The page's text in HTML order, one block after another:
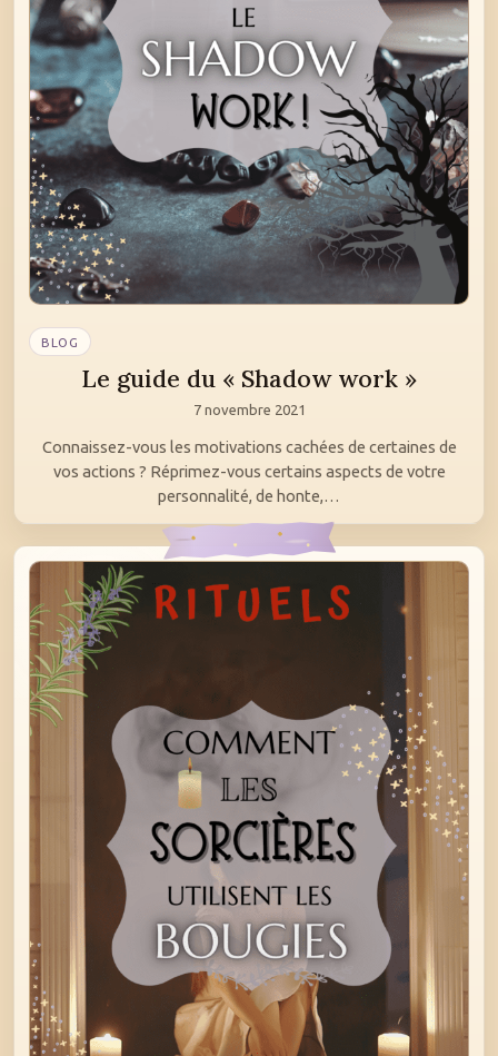
BLOG
Le guide du « Shadow work »
7 novembre 2021
Connaissez-vous les motivations cachées de certaines de
vos actions ? Réprimez-vous certains aspects de votre
personnalité, de honte,…